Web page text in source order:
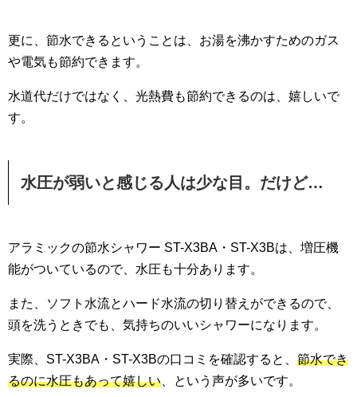
更に、節水できるということは、お湯を沸かすためのガス
や電気も節約できます。
水道代だけではなく、光熱費も節約できるのは、嬉しいで
す。
水圧が弱いと感じる人は少な目。だけど…
アラミックの節水シャワー ST-X3BA・ST-X3Bは、増圧機
能がついているので、水圧も十分あります。
また、ソフト水流とハード水流の切り替えができるので、
頭を洗うときでも、気持ちのいいシャワーになります。
実際、ST-X3BA・ST-X3Bの口コミを確認すると、 節水でき
るのに水圧もあって嬉しい 、という声が多いです。